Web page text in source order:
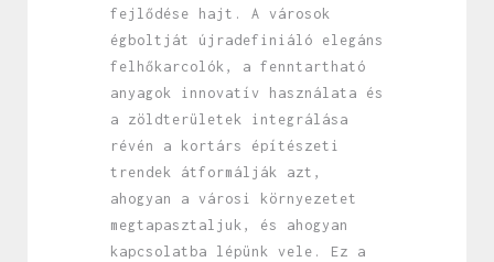
fejlődése hajt. A városok
égboltját újradefiniáló elegáns
felhőkarcolók, a fenntartható
anyagok innovatív használata és
a zöldterületek integrálása
révén a kortárs építészeti
trendek átformálják azt,
ahogyan a városi környezetet
megtapasztaljuk, és ahogyan
kapcsolatba lépünk vele. Ez a